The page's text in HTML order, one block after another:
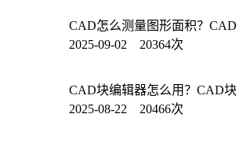
CAD怎么测量图形面积？
2025-09-02 20364次
CAD块编辑器怎么用？CAD
2025-08-22 20466次